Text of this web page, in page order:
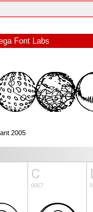
Font Labs
2005